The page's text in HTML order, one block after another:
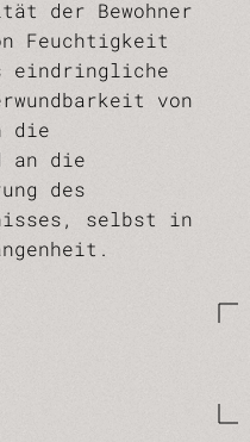
der Bewohner
Feuchtigkeit
eindringliche
von
die
an die
des
selbst in